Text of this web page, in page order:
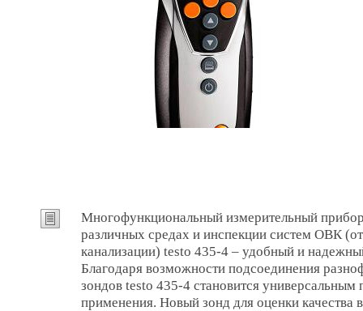
Многофункциональный измерительный прибор
различных средах и инспекции систем ОВК
канализации) testo 435-4 – удобный и
Благодаря возможности подсоединения
зондов testo 435-4 становится
применения. Новый зонд для оценки